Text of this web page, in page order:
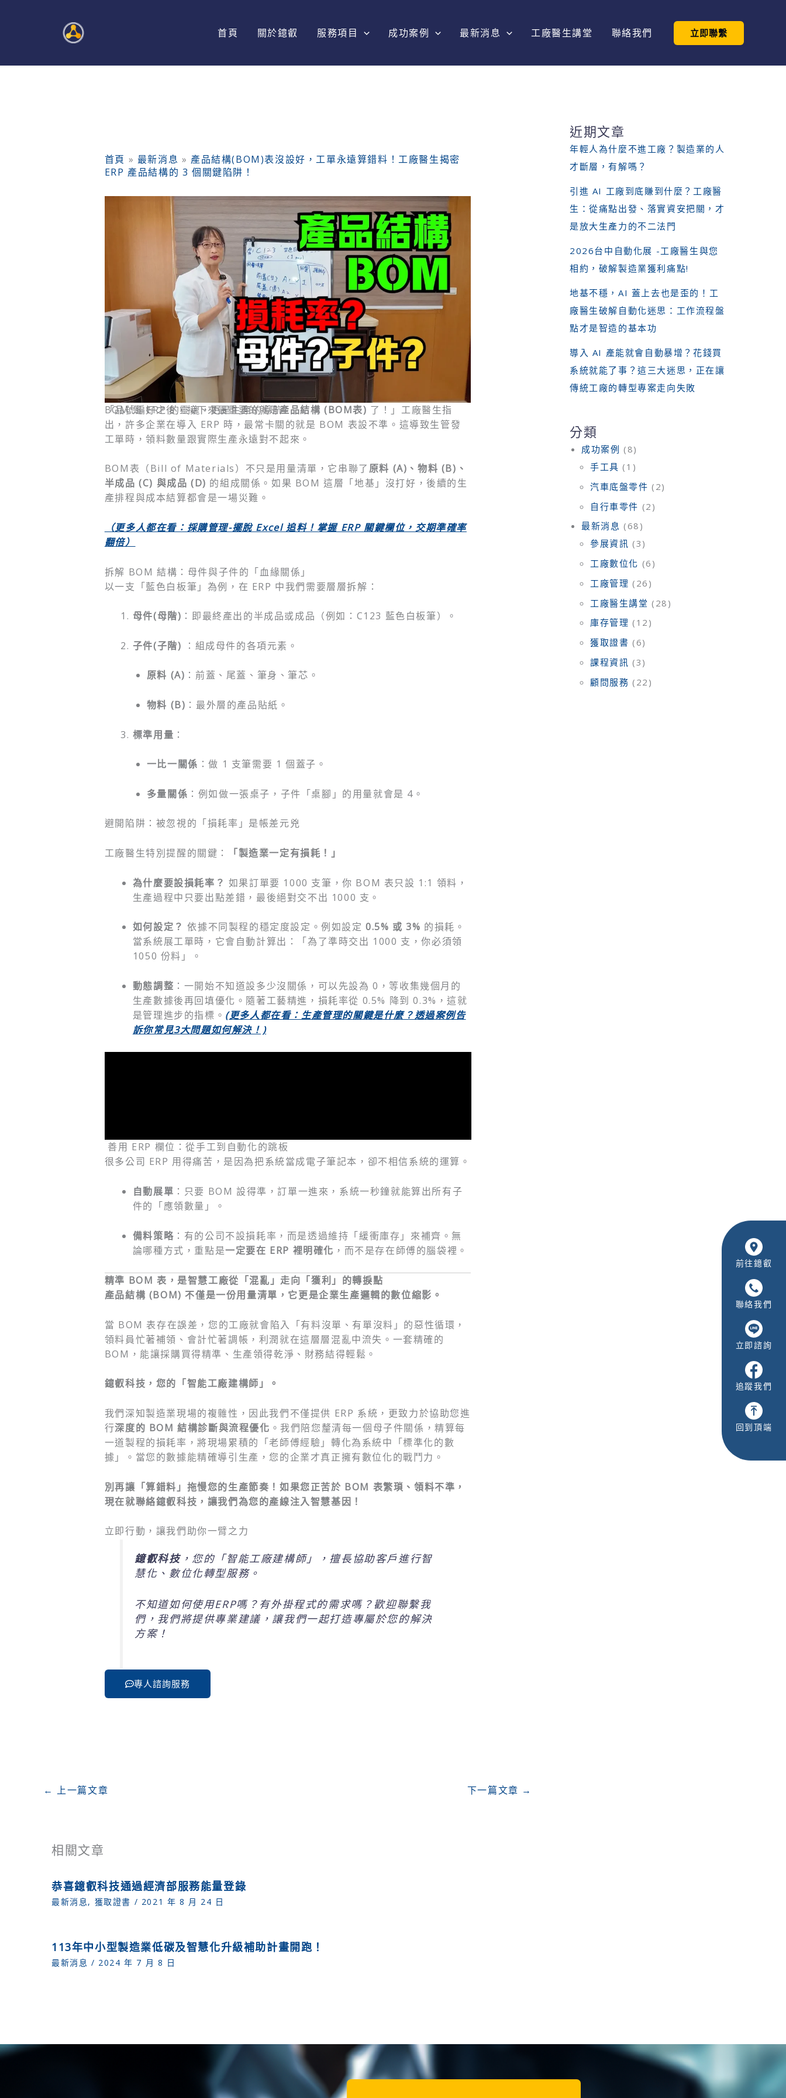
內
首頁 關於鐿叡 服務項目 成功案例 最新消息 工廠醫生講堂 聯絡我們 立即聯繫
首頁 » 最新消息 » 產品結構(BOM)表沒設好，工單永遠算錯料！工廠醫生揭密
ERP 產品結構的 3 個關鍵陷阱！
BOM 是 ERP 的靈魂，更是生產的導航
「品號編好之後，接下來最重要的就是產品結構 (BOM表) 了！」工廠醫生指
出，許多企業在導入 ERP 時，最常卡關的就是 BOM 表設不準。這導致生管發
工單時，領料數量跟實際生產永遠對不起來。
BOM表（Bill of Materials）不只是用量清單，它串聯了原料 (A)、物料 (B)、
半成品 (C) 與成品 (D) 的組成關係。如果 BOM 這層「地基」沒打好，後續的生
產排程與成本結算都會是一場災難。
（更多人都在看：採購管理-擺脫 Excel 追料！掌握 ERP 關鍵欄位，交期準確率
翻倍）
拆解 BOM 結構：母件與子件的「血緣關係」
以一支「藍色白板筆」為例，在 ERP 中我們需要層層拆解：
母件(母階) ：即最終產出的半成品或成品（例如：C123 藍色白板筆）。
子件(子階) ：組成母件的各項元素。
原料 (A) ：前蓋、尾蓋、筆身、筆芯。
物料 (B) ：最外層的產品貼紙。
標準用量 ：
一比一關係 ：做 1 支筆需要 1 個蓋子。
多量關係 ：例如做一張桌子，子件「桌腳」的用量就會是 4。
避開陷阱：被忽視的「損耗率」是帳差元兇
工廠醫生特別提醒的關鍵： 「製造業一定有損耗！」
為什麼要設損耗率？ 如果訂單要 1000 支筆，你 BOM 表只設 1:1 領料，
生產過程中只要出點差錯，最後絕對交不出 1000 支。
如何設定？ 依據不同製程的穩定度設定。例如設定0.5% 或 3% 的損耗。
當系統展工單時，它會自動計算出：「為了準時交出 1000 支，你必須領
1050 份料」。
動態調整 ：一開始不知道設多少沒關係，可以先設為 0，等收集幾個月的
生產數據後再回填優化。隨著工藝精進，損耗率從 0.5% 降到 0.3%，這就
是管理進步的指標。 (更多人都在看：生產管理的關鍵是什麼？透過案例告
訴你常見3大問題如何解決！)
善用 ERP 欄位：從手工到自動化的跳板
很多公司 ERP 用得痛苦，是因為把系統當成電子筆記本，卻不相信系統的運算。
自動展單 ：只要 BOM 設得準，訂單一進來，系統一秒鐘就能算出所有子
件的「應領數量」。
備料策略 ：有的公司不設損耗率，而是透過維持「緩衝庫存」來補齊。無
論哪種方式，重點是一定要在 ERP 裡明確化 ，而不是存在師傅的腦袋裡。
精準 BOM 表，是智慧工廠從「混亂」走向「獲利」的轉捩點
產品結構 (BOM) 不僅是一份用量清單，它更是企業生產邏輯的數位縮影。
當 BOM 表存在誤差，您的工廠就會陷入「有料沒單、有單沒料」的惡性循環，
領料員忙著補領、會計忙著調帳，利潤就在這層層混亂中流失。一套精確的
BOM，能讓採購買得精準、生產領得乾淨、財務結得輕鬆。
鐿叡科技，您的「智能工廠建構師」。
我們深知製造業現場的複雜性，因此我們不僅提供 ERP 系統，更致力於協助您進
行深度的 BOM 結構診斷與流程優化 。我們陪您釐清每一個母子件關係，精算每
一道製程的損耗率，將現場累積的「老師傅經驗」轉化為系統中「標準化的數
據」。當您的數據能精確導引生產，您的企業才真正擁有數位化的戰鬥力。
別再讓「算錯料」拖慢您的生產節奏！如果您正苦於 BOM 表繁瑣、領料不準，
現在就聯絡鐿叡科技，讓我們為您的產線注入智慧基因！
立即行動，讓我們助你一臂之力
鐿叡科技，您的「智能工廠建構師」，擅長協助客戶進行智
慧化、數位化轉型服務。
不知道如何使用ERP嗎？有外掛程式的需求嗎？歡迎聯繫我
們，我們將提供專業建議，讓我們一起打造專屬於您的解決
方案！
專人諮詢服務
← 上一篇文章 下一篇文章 →
相關文章
恭喜鐿叡科技通過經濟部服務能量登錄
最新消息, 獲取證書 / 2021 年 8 月 24 日
113年中小型製造業低碳及智慧化升級補助計畫開跑！
最新消息 / 2024 年 7 月 8 日
近期文章
年輕人為什麼不進工廠？製造業的人
才斷層，有解嗎？
引進 AI 工廠到底賺到什麼？工廠醫
生：從痛點出發、落實資安把關，才
是放大生產力的不二法門
2026台中自動化展 -工廠醫生與您
相約，破解製造業獲利痛點!
地基不穩，AI 蓋上去也是歪的！工
廠醫生破解自動化迷思：工作流程盤
點才是智造的基本功
導入 AI 產能就會自動暴增？花錢買
系統就能了事？這三大迷思，正在讓
傳統工廠的轉型專案走向失敗
分類
成功案例 (8)
手工具 (1)
汽車底盤零件 (2)
自行車零件 (2)
最新消息 (68)
參展資訊 (3)
工廠數位化 (6)
工廠管理 (26)
工廠醫生講堂 (28)
庫存管理 (12)
獲取證書 (6)
課程資訊 (3)
顧問服務 (22)
前往鐿叡
聯絡我們
立即諮詢
追蹤我們
回到頂端